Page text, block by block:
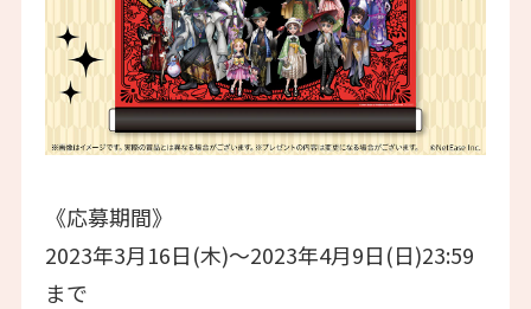
《応募期間》
2023年3月16日(木)～2023年4月9日(日)23:59
まで